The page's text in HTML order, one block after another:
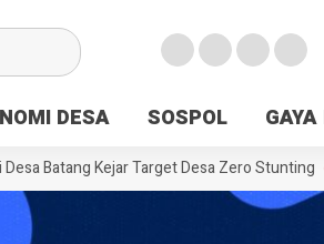
DESA SOSPOL
Batang Kejar Target Desa Zero Stunting